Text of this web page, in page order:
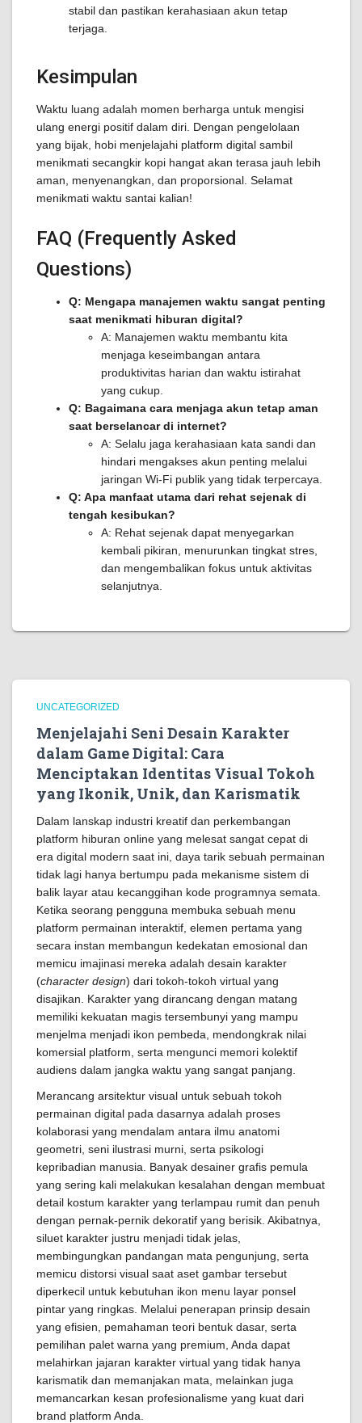
stabil dan pastikan kerahasiaan akun tetap
terjaga.
Kesimpulan
Waktu luang adalah momen berharga untuk mengisi
ulang energi positif dalam diri. Dengan pengelolaan
yang bijak, hobi menjelajahi platform digital sambil
menikmati secangkir kopi hangat akan terasa jauh lebih
aman, menyenangkan, dan proporsional. Selamat
menikmati waktu santai kalian!
FAQ (Frequently Asked
Questions)
Q: Mengapa manajemen waktu sangat penting
saat menikmati hiburan digital?
A: Manajemen waktu membantu kita
menjaga keseimbangan antara
produktivitas harian dan waktu istirahat
yang cukup.
Q: Bagaimana cara menjaga akun tetap aman
saat berselancar di internet?
A: Selalu jaga kerahasiaan kata sandi dan
hindari mengakses akun penting melalui
jaringan Wi-Fi publik yang tidak terpercaya.
Q: Apa manfaat utama dari rehat sejenak di
tengah kesibukan?
A: Rehat sejenak dapat menyegarkan
kembali pikiran, menurunkan tingkat stres,
dan mengembalikan fokus untuk aktivitas
selanjutnya.
UNCATEGORIZED
Menjelajahi Seni Desain Karakter
dalam Game Digital: Cara
Menciptakan Identitas Visual Tokoh
yang Ikonik, Unik, dan Karismatik
Dalam lanskap industri kreatif dan perkembangan
platform hiburan online yang melesat sangat cepat di
era digital modern saat ini, daya tarik sebuah permainan
tidak lagi hanya bertumpu pada mekanisme sistem di
balik layar atau kecanggihan kode programnya semata.
Ketika seorang pengguna membuka sebuah menu
platform permainan interaktif, elemen pertama yang
secara instan membangun kedekatan emosional dan
memicu imajinasi mereka adalah desain karakter
(character design) dari tokoh-tokoh virtual yang
disajikan. Karakter yang dirancang dengan matang
memiliki kekuatan magis tersembunyi yang mampu
menjelma menjadi ikon pembeda, mendongkrak nilai
komersial platform, serta mengunci memori kolektif
audiens dalam jangka waktu yang sangat panjang.
Merancang arsitektur visual untuk sebuah tokoh
permainan digital pada dasarnya adalah proses
kolaborasi yang mendalam antara ilmu anatomi
geometri, seni ilustrasi murni, serta psikologi
kepribadian manusia. Banyak desainer grafis pemula
yang sering kali melakukan kesalahan dengan membuat
detail kostum karakter yang terlampau rumit dan penuh
dengan pernak-pernik dekoratif yang berisik. Akibatnya,
siluet karakter justru menjadi tidak jelas,
membingungkan pandangan mata pengunjung, serta
memicu distorsi visual saat aset gambar tersebut
diperkecil untuk kebutuhan ikon menu layar ponsel
pintar yang ringkas. Melalui penerapan prinsip desain
yang efisien, pemahaman teori bentuk dasar, serta
pemilihan palet warna yang premium, Anda dapat
melahirkan jajaran karakter virtual yang tidak hanya
karismatik dan memanjakan mata, melainkan juga
memancarkan kesan profesionalisme yang kuat dari
brand platform Anda.